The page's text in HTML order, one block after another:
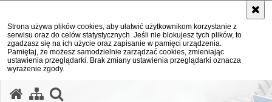
Strona używa plików cookies, aby ułatwić użytkownikom korzystanie z
serwisu oraz do celów statystycznych. Jeśli nie blokujesz tych plików, to
zgadzasz się na ich użycie oraz zapisanie w pamięci urządzenia.
Pamiętaj, że możesz samodzielnie zarządzać cookies, zmieniając
ustawienia przeglądarki. Brak zmiany ustawienia przeglądarki oznacza
wyrażenie zgody.